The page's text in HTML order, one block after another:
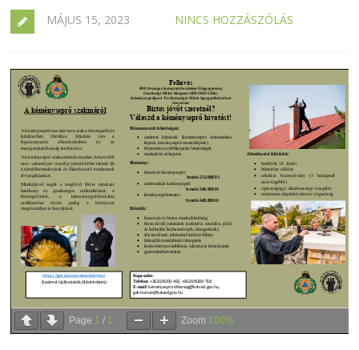
MÁJUS 15, 2023 NINCS HOZZÁSZÓLÁS
Page 1 / 1 Zoom 100%